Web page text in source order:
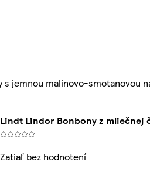
s jemnou malinovo-smotanovou
Lindt Lindor Bonbony z mliečnej
Zatiaľ bez hodnotení